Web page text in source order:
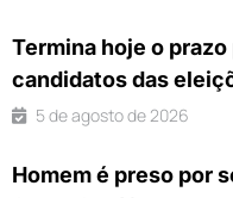
Termina hoje o
candidatos das
5 de agosto de 2026
Homem é preso por